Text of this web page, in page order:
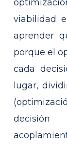
viabilidad:
aprender
porque el
cada
lugar,